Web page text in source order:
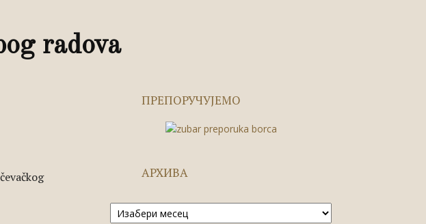
radova
ПРЕПОРУЧУЈЕМО
АРХИВА
Архива